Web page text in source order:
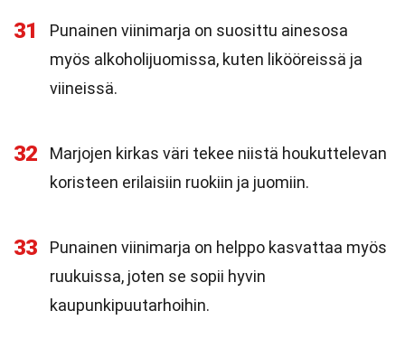
31
Punainen viinimarja on suosittu ainesosa
myös alkoholijuomissa, kuten likööreissä ja
viineissä.
32
Marjojen kirkas väri tekee niistä houkuttelevan
koristeen erilaisiin ruokiin ja juomiin.
33
Punainen viinimarja on helppo kasvattaa myös
ruukuissa, joten se sopii hyvin
kaupunkipuutarhoihin.